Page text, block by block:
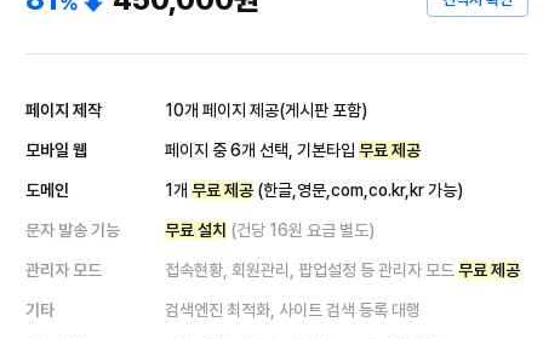
페이지 제작 10개 페이지 제공(게시판 포함)
모바일 웹 페이지 중 6개 선택, 기본타입 무료 제공
도메인 1개 무료 제공(한글,영문,com,co.kr,kr 가능)
문자 발송 기능 무료 설치 (건당 16원 요금 별도)
관리자 모드 접속현황, 회원관리, 팝업설정 등 관리자 모드 무료 제공
기타 검색엔진 최적화, 사이트 검색 등록 대행